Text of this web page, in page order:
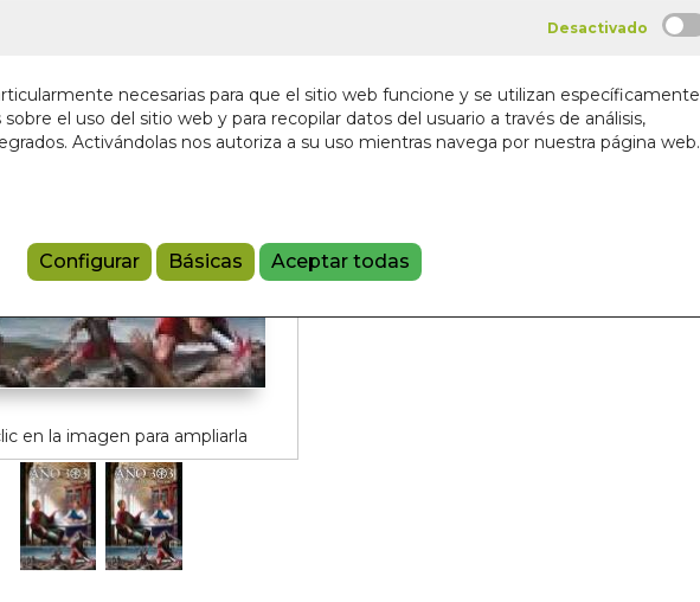
necesarias para que el sitio web funcione y se utilizan específicamente
el uso del sitio web y para recopilar datos del usuario a través de análisis,
Activándolas nos autoriza a su uso mientras navega por nuestra página web.
Configurar Básicas Aceptar todas
en la imagen para ampliarla
32,00 €
Añadir a la cesta